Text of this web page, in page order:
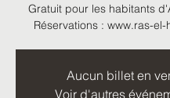
Gratuit pour les habitants
Réservations : www.ras-
Aucun billet en
Voir d'autres